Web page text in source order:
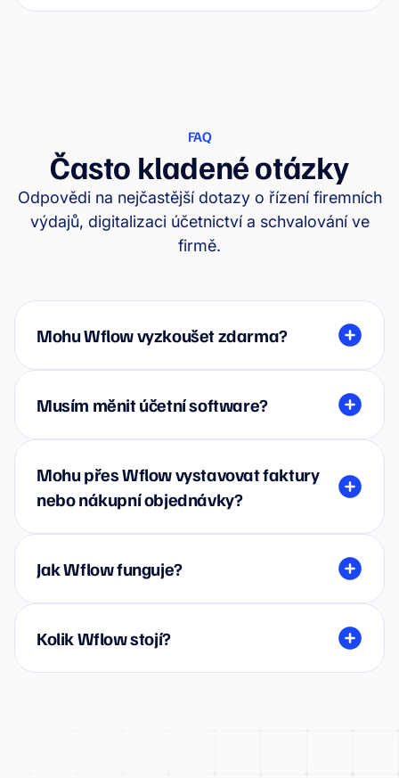
FAQ
Často kladené otázky
Odpovědi na nejčastější dotazy o řízení firemních
výdajů, digitalizaci účetnictví a schvalování ve
firmě.
Mohu Wflow vyzkoušet zdarma?
Musím měnit účetní software?
Mohu přes Wflow vystavovat faktury
nebo nákupní objednávky?
Jak Wflow funguje?
Kolik Wflow stojí?